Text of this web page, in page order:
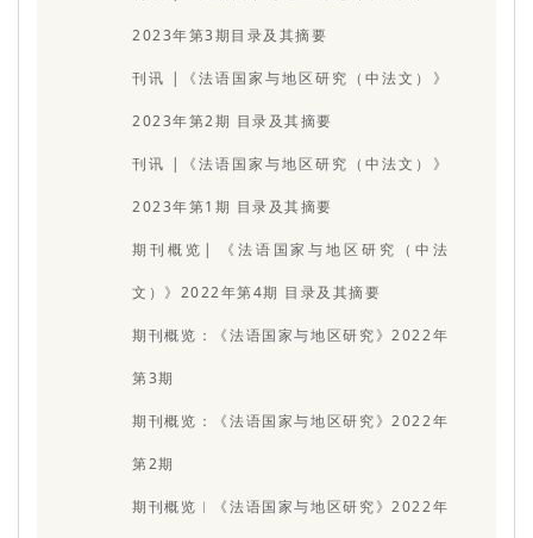
2023年第3期目录及其摘要
刊讯 |《法语国家与地区研究（中法文）》
2023年第2期 目录及其摘要
刊讯 |《法语国家与地区研究（中法文）》
2023年第1期 目录及其摘要
期刊概览| 《法语国家与地区研究（中法
文）》2022年第4期 目录及其摘要
期刊概览：《法语国家与地区研究》2022年
第3期
期刊概览：《法语国家与地区研究》2022年
第2期
期刊概览︱《法语国家与地区研究》2022年